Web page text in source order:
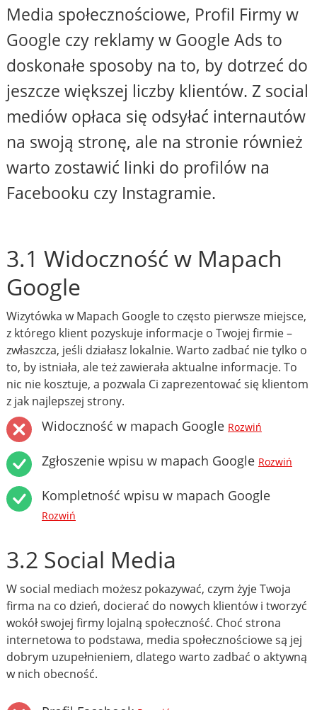
Media społecznościowe, Profil Firmy w
Google czy reklamy w Google Ads to
doskonałe sposoby na to, by dotrzeć do
jeszcze większej liczby klientów. Z social
mediów opłaca się odsyłać internautów
na swoją stronę, ale na stronie również
warto zostawić linki do profilów na
Facebooku czy Instagramie.
3.1 Widoczność w Mapach
Google
Wizytówka w Mapach Google to często pierwsze miejsce,
z którego klient pozyskuje informacje o Twojej firmie –
zwłaszcza, jeśli działasz lokalnie. Warto zadbać nie tylko o
to, by istniała, ale też zawierała aktualne informacje. To
nic nie kosztuje, a pozwala Ci zaprezentować się klientom
z jak najlepszej strony.
Widoczność w mapach Google Rozwiń
Zgłoszenie wpisu w mapach Google Rozwiń
Kompletność wpisu w mapach Google
Rozwiń
3.2 Social Media
W social mediach możesz pokazywać, czym żyje Twoja
firma na co dzień, docierać do nowych klientów i tworzyć
wokół swojej firmy lojalną społeczność. Choć strona
internetowa to podstawa, media społecznościowe są jej
dobrym uzupełnieniem, dlatego warto zadbać o aktywną
w nich obecność.